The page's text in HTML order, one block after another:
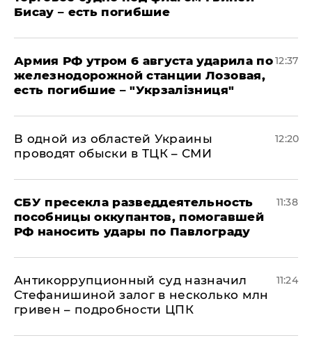
Бисау – есть погибшие
Армия РФ утром 6 августа ударила по
железнодорожной станции Лозовая,
есть погибшие – "Укрзалізниця"
12:37
В одной из областей Украины
проводят обыски в ТЦК – СМИ
12:20
СБУ пресекла разведдеятельность
пособницы оккупантов, помогавшей
РФ наносить удары по Павлограду
11:38
Антикоррупционный суд назначил
Стефанишиной залог в несколько млн
гривен – подробности ЦПК
11:24